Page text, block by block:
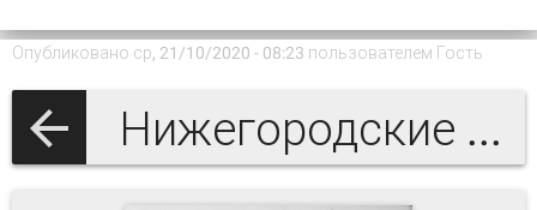
Опубликовано ср, 21/10/2020 - 08:23 пользователем Гость
Нижегородские губернские ведомости 1889